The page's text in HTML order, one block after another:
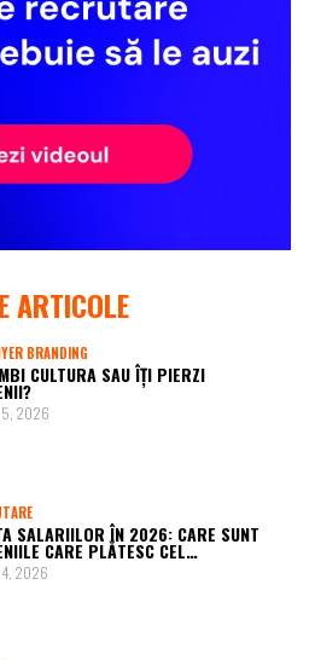
ARTICOLE
BRANDING
CULTURA SAU ÎȚI PIERZI
5, 2026
SALARIILOR ÎN 2026: CARE SUNT
CARE PLĂTESC CEL…
4, 2026